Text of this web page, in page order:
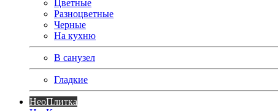
Цветные
Разноцветные
Черные
На кухню
В санузел
Гладкие
НеоПлитка